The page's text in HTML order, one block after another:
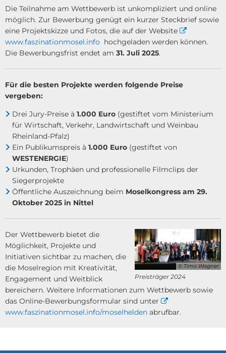
Die Teilnahme am Wettbewerb ist unkompliziert und online
möglich. Zur Bewerbung genügt ein kurzer Steckbrief sowie
eine Projektskizze und Fotos, die auf der Website
www.faszinationmosel.info hochgeladen werden können.
Die Bewerbungsfrist endet am 31. Juli 2025.
Für die besten Projekte werden folgende Preise
vergeben:
Drei Jury-Preise à 1.000 Euro(gestiftet vom Ministerium
für Wirtschaft, Verkehr, Landwirtschaft und Weinbau
Rheinland-Pfalz)
Ein Publikumspreis à 1.000 Euro(gestiftet von
WESTENERGIE)
Urkunden, Trophäen und professionelle Filmclips der
Siegerprojekte
Öffentliche Auszeichnung beim Moselkongress am 29.
Oktober 2025 in Nittel
© Timo Wagner
Preisträger 2024
Der Wettbewerb bietet die
Möglichkeit, Projekte und
Initiativen sichtbar zu machen, die
die Moselregion mit Kreativität,
Engagement und Weitblick
bereichern. Weitere Informationen zum Wettbewerb sowie
das Online-Bewerbungsformular sind unter
www.faszinationmosel.info/moselhelden abrufbar.